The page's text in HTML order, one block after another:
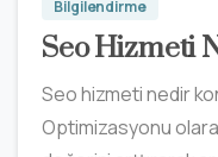
Bilgilendirme
Seo Hizmeti
Seo hizmeti nedir
Optimizasyonu